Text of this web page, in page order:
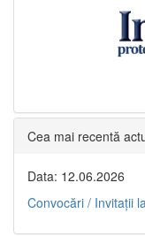
Cea mai recentă
Data: 12.06.2026
Convocări / Invitaţii